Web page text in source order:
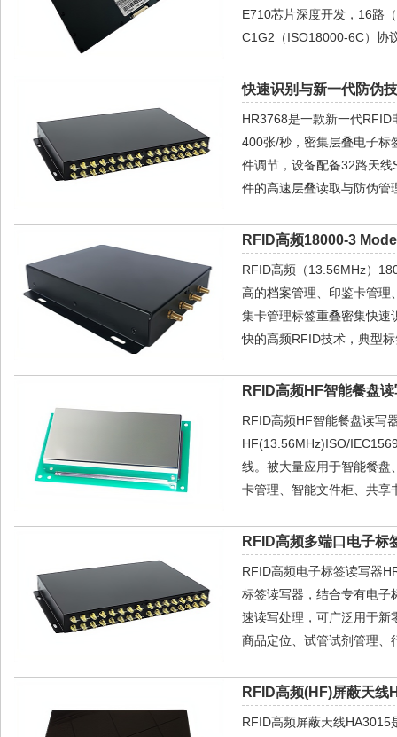
E710芯片深度开发，16路
C1G2（ISO18000-6C）协
快速识别与新一代防伪
HR3768是一款新一代
400张/秒，密集层叠电子标
件调节，设备配备32路天
件的高速层叠读取与防伪管
RFID高频18000-3
RFID高频（13.56MHz）
高的档案管理、印鉴卡管理
集卡管理标签重叠密集快
快的高频RFID技术，典型
RFID高频HF智能餐盘
RFID高频HF智能餐盘读写
HF(13.56MHz)ISO/
线。被大量应用于智能餐盘
卡管理、智能文件柜、共享
RFID高频多端口电子标
RFID高频电子标签读写器
标签读写器，结合专有电子
速读写处理，可广泛用于新
商品定位、试管试剂管理、
RFID高频(HF)屏蔽天线
RFID高频屏蔽天线